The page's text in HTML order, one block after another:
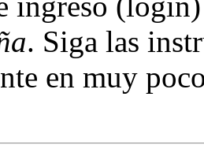
. Siga las
en muy